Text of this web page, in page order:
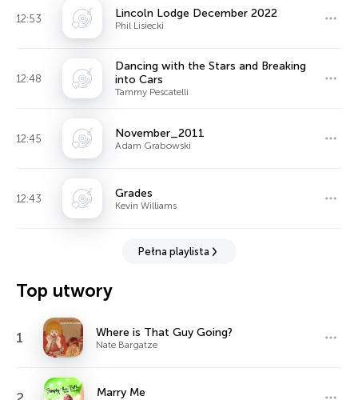
12:53 Lincoln Lodge December 2022
Phil Lisiecki
12:48
Dancing with the Stars and Breaking
into Cars
Tammy Pescatelli
12:45 November_2011
Adam Grabowski
12:43 Grades
Kevin Williams
Pełna playlista
Top utwory
1 Where is That Guy Going?
Nate Bargatze
Marry Me